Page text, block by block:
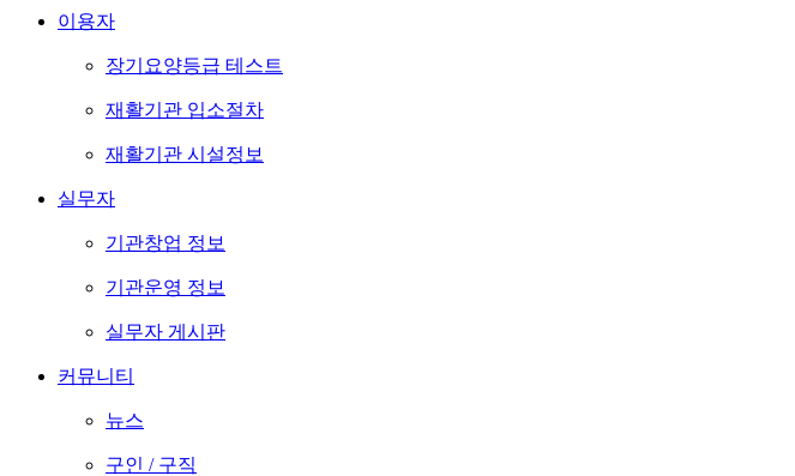
이용자
장기요양등급 테스트
재활기관 입소절차
재활기관 시설정보
실무자
기관창업 정보
기관운영 정보
실무자 게시판
커뮤니티
뉴스
구인 / 구직